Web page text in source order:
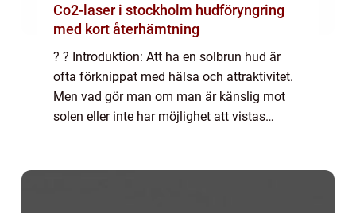
Co2-laser i stockholm hudföryngring
med kort återhämtning
? ? Introduktion: Att ha en solbrun hud är
ofta förknippat med hälsa och attraktivitet.
Men vad gör man om man är känslig mot
solen eller inte har möjlighet att vistas